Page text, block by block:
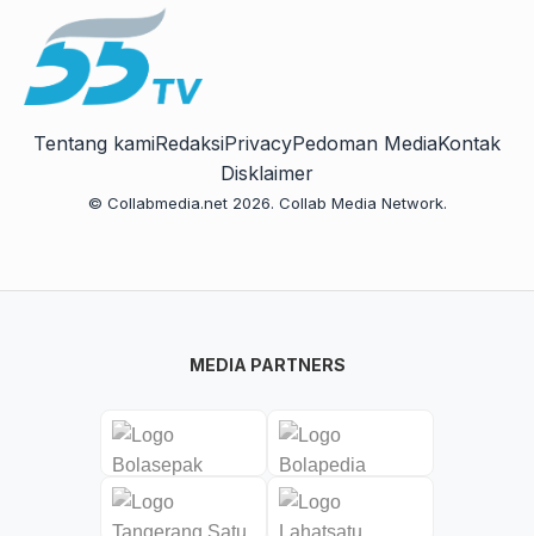
Tentang kamiRedaksiPrivacyPedoman MediaKontak
Disklaimer
© Collabmedia.net 2026. Collab Media Network.
MEDIA PARTNERS